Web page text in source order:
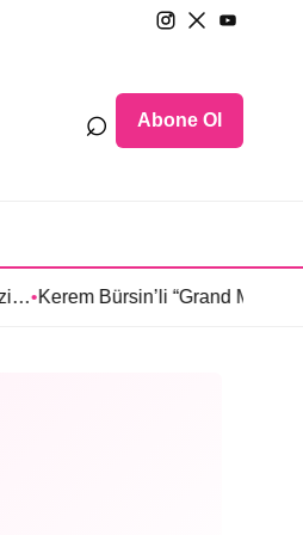
⌕ Abone Ol
“Grand Maison İstanbul”dan